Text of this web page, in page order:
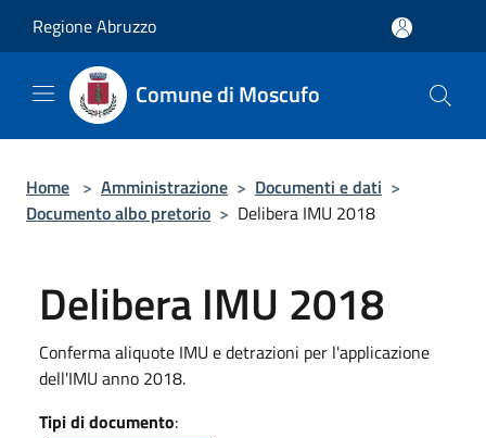
Regione Abruzzo
Comune di Moscufo
Home > Amministrazione > Documenti e dati >
Documento albo pretorio > Delibera IMU 2018
Delibera IMU 2018
Conferma aliquote IMU e detrazioni per l'applicazione
dell'IMU anno 2018.
Tipi di documento: